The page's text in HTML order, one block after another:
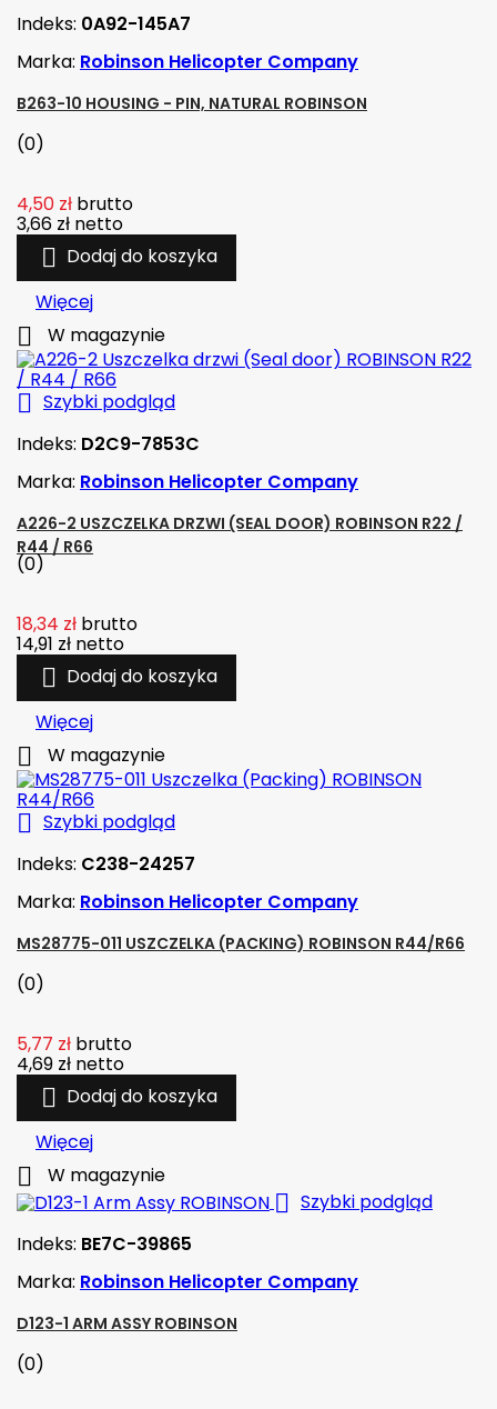
Indeks: 0A92-145A7
Marka: Robinson Helicopter Company
B263-10 HOUSING - PIN, NATURAL ROBINSON
(0)
4,50 zł brutto
3,66 zł netto
 Dodaj do koszyka
Więcej
 W magazynie
 Szybki podgląd
Indeks: D2C9-7853C
Marka: Robinson Helicopter Company
A226-2 USZCZELKA DRZWI (SEAL DOOR) ROBINSON R22 /
R44 / R66
(0)
18,34 zł brutto
14,91 zł netto
 Dodaj do koszyka
Więcej
 W magazynie
 Szybki podgląd
Indeks: C238-24257
Marka: Robinson Helicopter Company
MS28775-011 USZCZELKA (PACKING) ROBINSON R44/R66
(0)
5,77 zł brutto
4,69 zł netto
 Dodaj do koszyka
Więcej
 W magazynie
 Szybki podgląd
Indeks: BE7C-39865
Marka: Robinson Helicopter Company
D123-1 ARM ASSY ROBINSON
(0)